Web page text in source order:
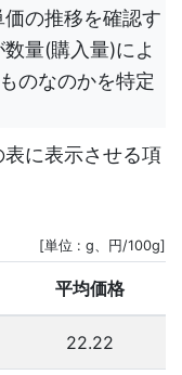
の推移を確認す
量(購入量)によ
のなのかを特定
に表示させる項
[単位 : g、円/100g]
平均価格
22.22